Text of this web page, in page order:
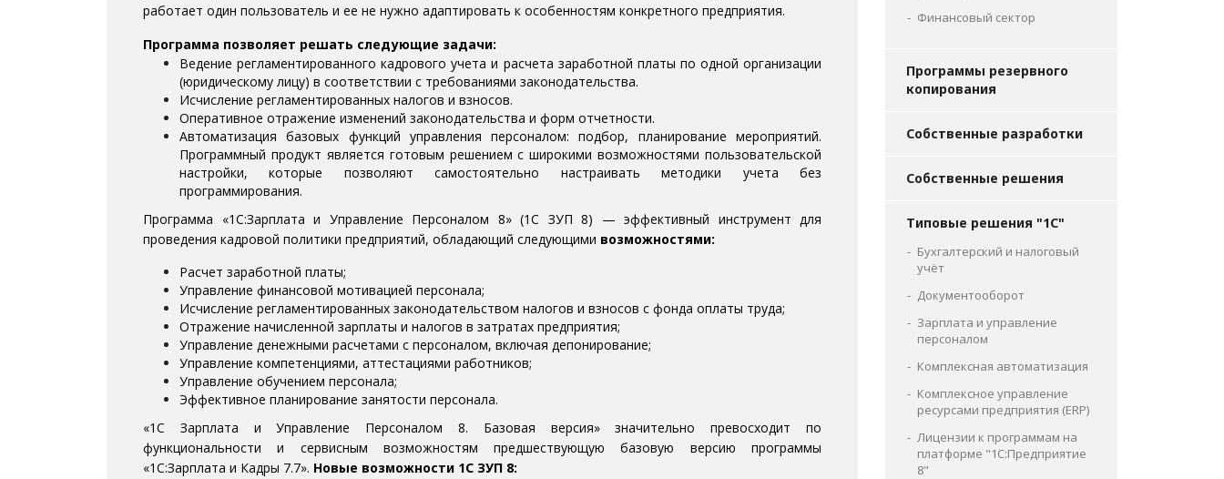
работает один пользователь и ее не нужно адаптировать к особенностям конкретного предприятия.
Программа позволяет решать следующие задачи:
Ведение регламентированного кадрового учета и расчета заработной платы по одной организации
(юридическому лицу) в соответствии с требованиями законодательства.
Исчисление регламентированных налогов и взносов.
Оперативное отражение изменений законодательства и форм отчетности.
Автоматизация базовых функций управления персоналом: подбор, планирование мероприятий.
Программный продукт является готовым решением с широкими возможностями пользовательской
настройки, которые позволяют самостоятельно настраивать методики учета без
программирования.
Программа «1С:Зарплата и Управление Персоналом 8» (1С ЗУП 8) — эффективный инструмент для
проведения кадровой политики предприятий, обладающий следующими возможностями:
Расчет заработной платы;
Управление финансовой мотивацией персонала;
Исчисление регламентированных законодательством налогов и взносов с фонда оплаты труда;
Отражение начисленной зарплаты и налогов в затратах предприятия;
Управление денежными расчетами с персоналом, включая депонирование;
Управление компетенциями, аттестациями работников;
Управление обучением персонала;
Эффективное планирование занятости персонала.
«1С Зарплата и Управление Персоналом 8. Базовая версия» значительно превосходит по
функциональности и сервисным возможностям предшествующую базовую версию программы
«1С:Зарплата и Кадры 7.7». Новые возможности 1С ЗУП 8:
Финансовый сектор
Программы резервного
копирования
Собственные разработки
Собственные решения
Типовые решения "1С"
Бухгалтерский и налоговый
учёт
Документооборот
Зарплата и управление
персоналом
Комплексная автоматизация
Комплексное управление
ресурсами предприятия (ERP)
Лицензии к программам на
платформе "1С:Предприятие
8"